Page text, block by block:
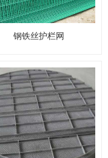
钢铁丝护栏网